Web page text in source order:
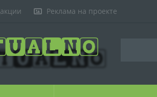
Реклама на проекте